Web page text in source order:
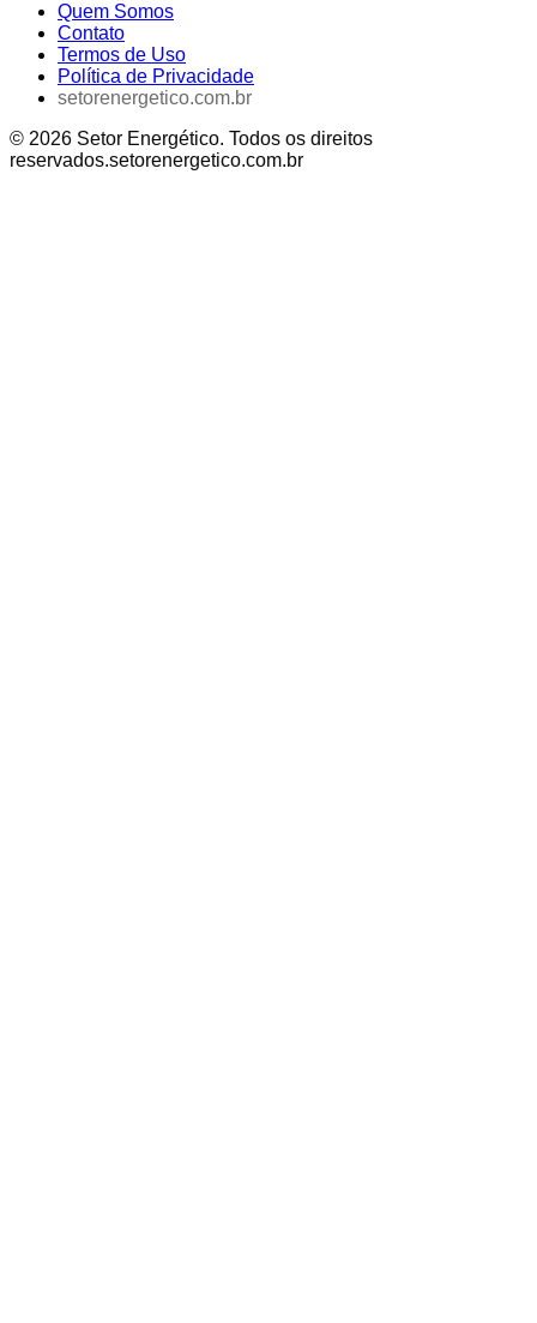
Quem Somos
Contato
Termos de Uso
Política de Privacidade
setorenergetico.com.br
© 2026 Setor Energético. Todos os direitos
reservados.setorenergetico.com.br